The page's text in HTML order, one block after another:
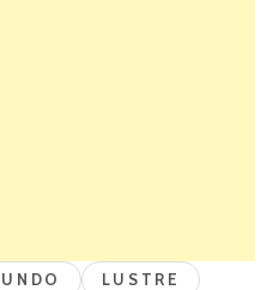
LUSTRE